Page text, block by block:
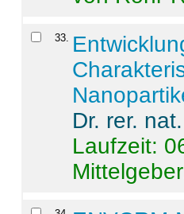
33.
Dr. rer.
Laufzeit: